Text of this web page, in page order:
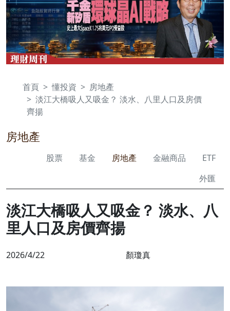
首頁 懂投資
房地產
淡江大橋吸人又吸金？ 淡水、八里人口及房價
齊揚
房地產
股票 基金 房地產 金融商品
ETF
外匯
淡江大橋吸人又吸金？ 淡水、八
里人口及房價齊揚
2026/4/22 顏瓊真